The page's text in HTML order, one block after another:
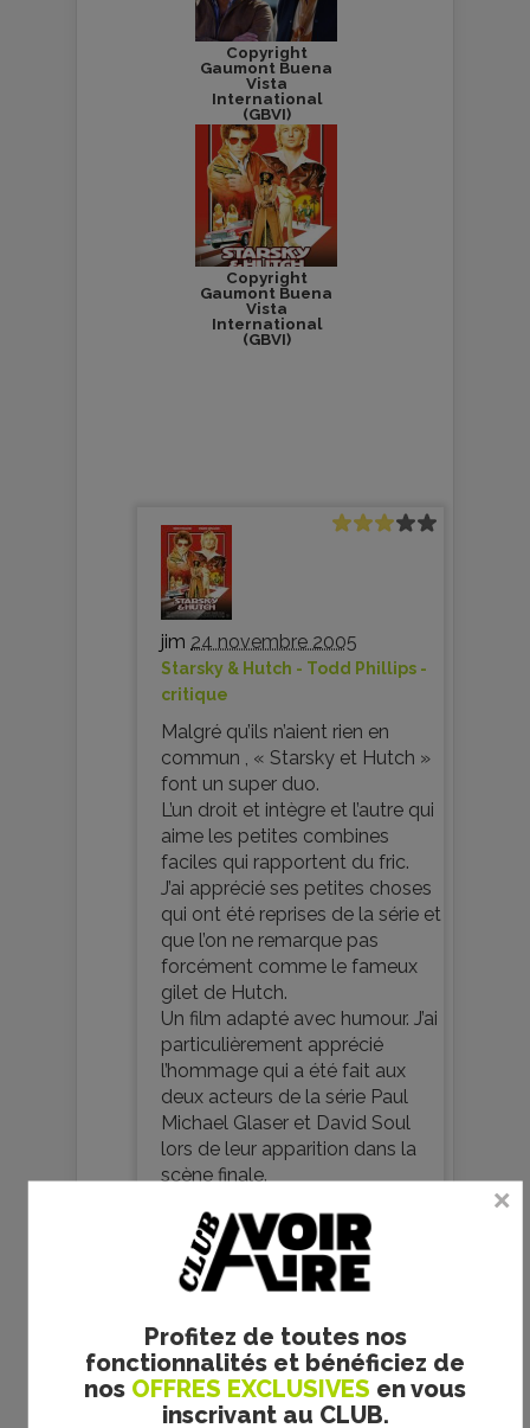
Profitez de toutes nos
fonctionnalités et bénéficiez de
nos OFFRES EXCLUSIVES en vous
inscrivant au CLUB.
Copyright
Gaumont Buena
Vista
International
(GBVI)
Copyright
Gaumont Buena
Vista
International
(GBVI)
jim 24 novembre 2005
Starsky & Hutch - Todd Phillips -
critique
Malgré qu’ils n’aient rien en
commun , « Starsky et Hutch »
font un super duo.
L’un droit et intègre et l’autre qui
aime les petites combines
faciles qui rapportent du fric.
J’ai apprécié ses petites choses
qui ont été reprises de la série et
que l’on ne remarque pas
forcément comme le fameux
gilet de Hutch.
Un film adapté avec humour. J’ai
particulièrement apprécié
l’hommage qui a été fait aux
deux acteurs de la série Paul
Michael Glaser et David Soul
lors de leur apparition dans la
scène finale.
pas avoir entendu le fameux
générique de la série